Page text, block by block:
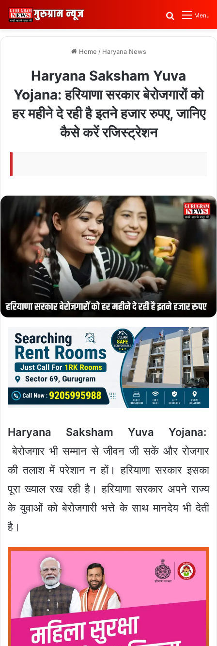
Menu
Search for
Home / Haryana News
Haryana Saksham Yuva
Yojana: हरियाणा सरकार बेरोजगारों को
हर महीने दे रही है इतने हजार रुपए, जानिए
कैसे करें रजिस्ट्रेशन
Haryana Saksham Yuva Yojana:
बेरोजगार भी सम्मान से जीवन जी सकें और रोजगार
की तलाश में परेशान न हों। हरियाणा सरकार इसका
पूरा ख्याल रख रही है। हरियाणा सरकार अपने राज्य
के युवाओं को बेरोजगारी भत्ते के साथ मानदेय भी देती
है।